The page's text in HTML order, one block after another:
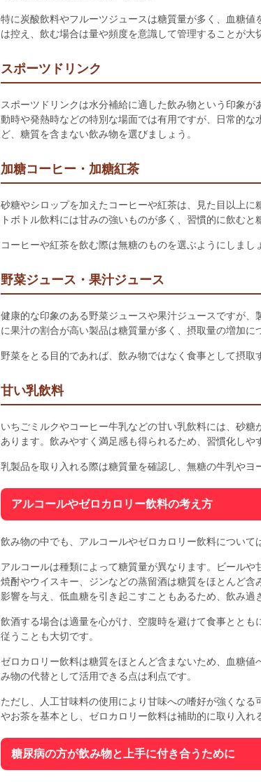
特に炭酸飲料やフルーツジュースは糖質量が多く、血糖
は控え、飲む場合は量や頻度を意識して管理することが大
スポーツドリンク
スポーツドリンクは水分補給に適した飲み物という印象
動時や発熱時などの特別な場面では有用ですが、日常的
ど、糖質を含まない飲み物を選びましょう。
加糖コーヒー・加糖紅茶
砂糖やシロップを加えたコーヒーや紅茶は、見た目以上
トボトル飲料には甘みの強いものが多く、習慣的に飲むと
コーヒーや紅茶を飲む際は無糖のものを選ぶようにしまし
野菜ジュース・果汁ジュース
健康的な印象のある野菜ジュースや果汁ジュースですが
に果汁の割合が高い製品は糖質量が多く、摂取量の増加に
野菜をとる目的であれば、飲み物ではなく食事として摂取
甘い乳飲料
いちごミルクやコーヒー牛乳などの甘い乳飲料には、砂
あります。飲みやすく満足感も得られるため、習慣化しや
乳製品を取り入れる際は糖質量を確認し、無糖の牛乳やヨ
アルコールやゼロカロリー飲料の考え方
飲み物の中でも、アルコールやゼロカロリー飲料について
アルコールは種類によって糖質量が異なります。ビールや
焼酎やウイスキー、ジンなどの蒸留酒は糖質をほとんど
影響を与え、低血糖を引き起こすこともあるため、飲み過
飲酒する場合は適量を心がけ、空腹時を避けて食事とと
従うことも大切です。
ゼロカロリー飲料は糖質をほとんど含まないため、血糖
み物の代替として活用できる点は利点です。
ただし、人工甘味料の使用により甘味への嗜好が強くな
やお茶を基本とし、ゼロカロリー飲料は補助的に取り入れ
糖尿病の方が飲み物と上手に付き合うために